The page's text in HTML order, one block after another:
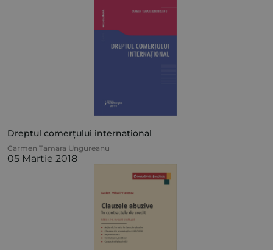
Dreptul comerțului internațional
Carmen Tamara Ungureanu
05 Martie 2018